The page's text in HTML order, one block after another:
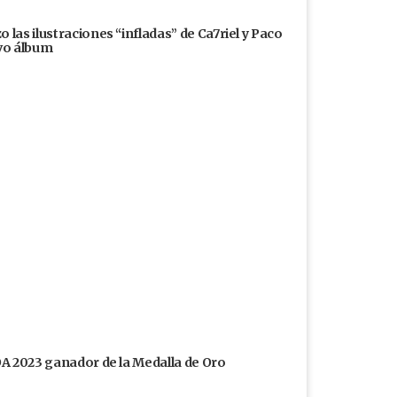
las ilustraciones “infladas” de Ca7riel y Paco
álbum
2023 ganador de la Medalla de Oro